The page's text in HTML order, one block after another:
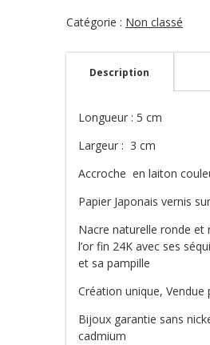
Honolulu
Catégorie : Non classé
Description
Longueur : 5 cm
Largeur : 3 cm
Accroche en laiton
Papier Japonais vernis
Nacre naturelle ronde et
l’or fin 24K avec ses
et sa pampille
Création unique, Vendue
Bijoux garantie sans
cadmium